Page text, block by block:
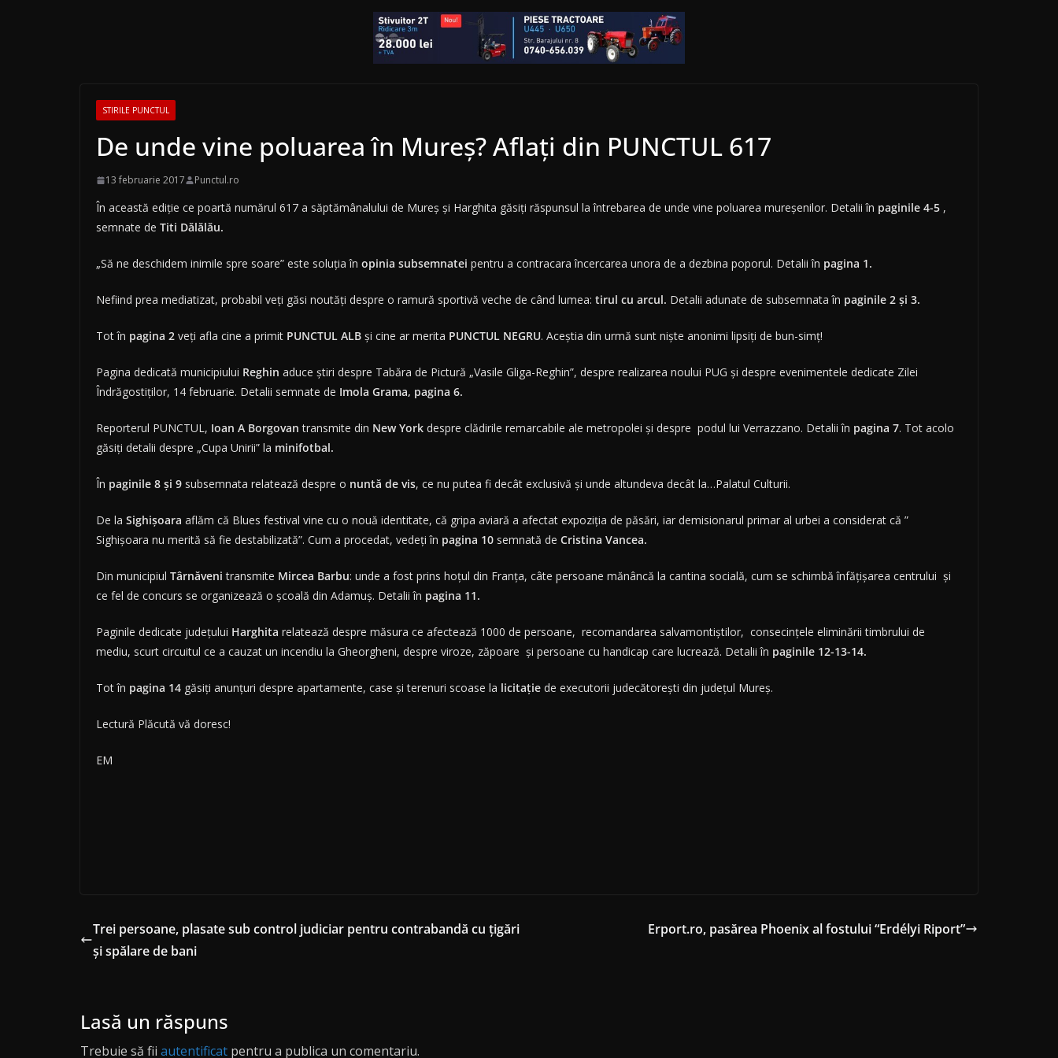
STIRILE PUNCTUL
De unde vine poluarea în Mureş? Aflaţi din PUNCTUL 617
13 februarie 2017 Punctul.ro
În această ediţie ce poartă numărul 617 a săptămânalului de Mureş şi Harghita găsiţi răspunsul la întrebarea de unde vine poluarea mureşenilor. Detalii în paginile 4-5 ,
semnate de Titi Dălălău.
„Să ne deschidem inimile spre soare” este soluţia în opinia subsemnatei pentru a contracara încercarea unora de a dezbina poporul. Detalii în pagina 1.
Nefiind prea mediatizat, probabil veţi găsi noutăţi despre o ramură sportivă veche de când lumea: tirul cu arcul. Detalii adunate de subsemnata în paginile 2 şi 3.
Tot în pagina 2 veţi afla cine a primit PUNCTUL ALB şi cine ar merita PUNCTUL NEGRU. Aceştia din urmă sunt nişte anonimi lipsiţi de bun-simţ!
Pagina dedicată municipiului Reghin aduce ştiri despre Tabăra de Pictură „Vasile Gliga-Reghin”, despre realizarea noului PUG şi despre evenimentele dedicate Zilei
Îndrăgostiţilor, 14 februarie. Detalii semnate de Imola Grama, pagina 6.
Reporterul PUNCTUL, Ioan A Borgovan transmite din New York despre clădirile remarcabile ale metropolei şi despre podul lui Verrazzano. Detalii în pagina 7. Tot acolo
găsiţi detalii despre „Cupa Unirii” la minifotbal.
În paginile 8 şi 9 subsemnata relatează despre o nuntă de vis, ce nu putea fi decât exclusivă şi unde altundeva decât la…Palatul Culturii.
De la Sighişoara aflăm că Blues festival vine cu o nouă identitate, că gripa aviară a afectat expoziţia de păsări, iar demisionarul primar al urbei a considerat că ”
Sighişoara nu merită să fie destabilizată”. Cum a procedat, vedeţi în pagina 10 semnată de Cristina Vancea.
Din municipiul Târnăveni transmite Mircea Barbu: unde a fost prins hoţul din Franţa, câte persoane mănâncă la cantina socială, cum se schimbă înfăţişarea centrului şi
ce fel de concurs se organizează o şcoală din Adamuş. Detalii în pagina 11.
Paginile dedicate judeţului Harghita relatează despre măsura ce afectează 1000 de persoane, recomandarea salvamontiştilor, consecinţele eliminării timbrului de
mediu, scurt circuitul ce a cauzat un incendiu la Gheorgheni, despre viroze, zăpoare şi persoane cu handicap care lucrează. Detalii în paginile 12-13-14.
Tot în pagina 14 găsiţi anunţuri despre apartamente, case şi terenuri scoase la licitaţie de executorii judecătoreşti din judeţul Mureş.
Lectură Plăcută vă doresc!
EM
Trei persoane, plasate sub control judiciar pentru contrabandă cu ţigări
şi spălare de bani
Erport.ro, pasărea Phoenix al fostului “Erdélyi Riport”
Lasă un răspuns
Trebuie să fii autentificat pentru a publica un comentariu.